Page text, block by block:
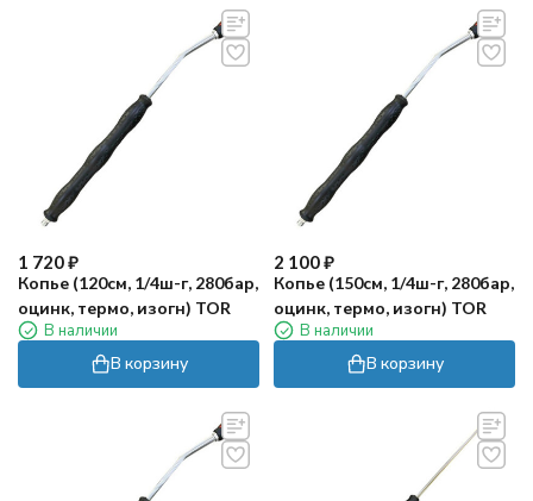
1 720₽
Копье (120см, 1/4ш-г, 280бар,
оцинк, термо, изогн) TOR
В наличии
В корзину
2 100₽
Копье (150см, 1/4ш-г, 280бар,
оцинк, термо, изогн) TOR
В наличии
В корзину